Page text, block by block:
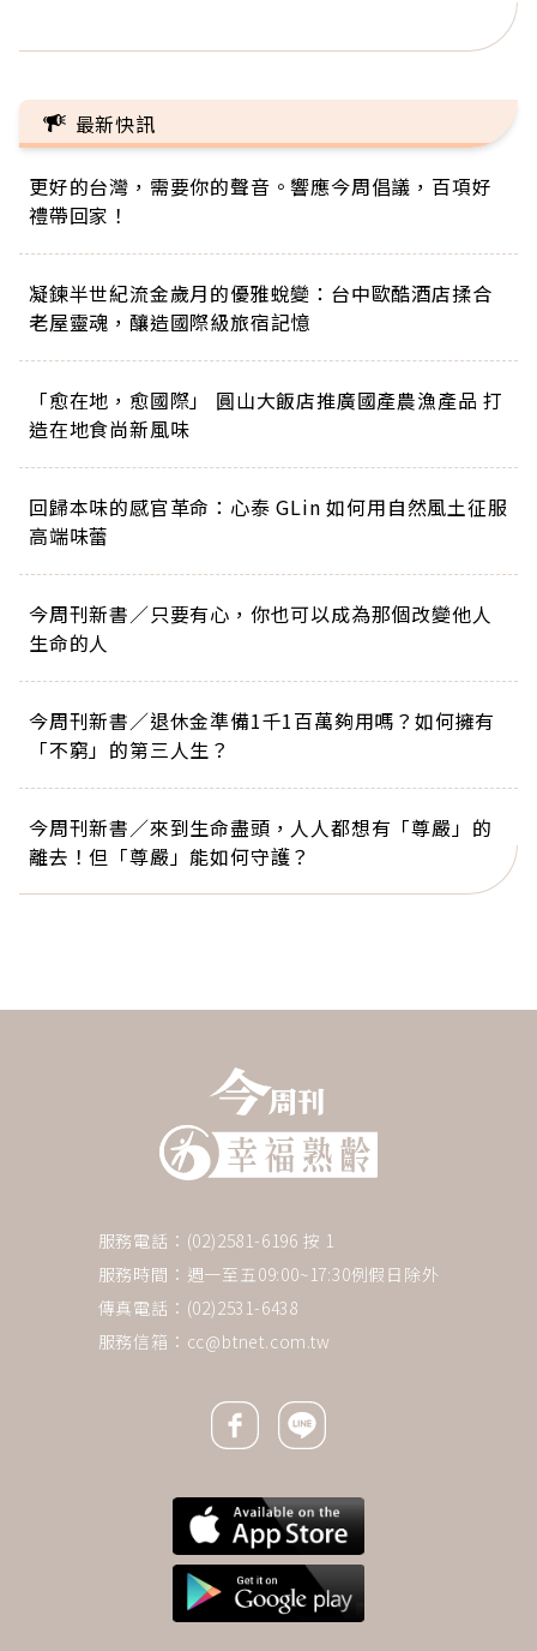
最新快訊
更好的台灣，需要你的聲音。響應今周倡議，百項好
禮帶回家！
凝鍊半世紀流金歲月的優雅蛻變：台中歐酷酒店揉合
老屋靈魂，釀造國際級旅宿記憶
「愈在地，愈國際」 圓山大飯店推廣國產農漁產品 打
造在地食尚新風味
回歸本味的感官革命：心泰 GLin 如何用自然風土征服
高端味蕾
今周刊新書／只要有心，你也可以成為那個改變他人
生命的人
今周刊新書／退休金準備1千1百萬夠用嗎？如何擁有
「不窮」的第三人生？
今周刊新書／來到生命盡頭，人人都想有「尊嚴」的
離去！但「尊嚴」能如何守護？
服務電話：(02)2581-6196 按 1
服務時間：週一至五09:00~17:30例假日除外
傳真電話：(02)2531-6438
服務信箱： cc@btnet.com.tw
Facebook icon
Line icon